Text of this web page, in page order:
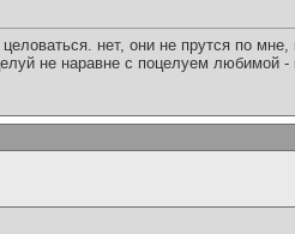
нет, они не прутся по мне,
не наравне с поцелуем любимой -